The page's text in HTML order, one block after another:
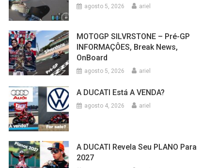
agosto 5, 2026 ariel
MOTOGP SILVRSTONE – Pré-GP
INFORMAÇÔES, Break News,
OnBoard
agosto 5, 2026 ariel
A DUCATI Está A VENDA?
agosto 4, 2026 ariel
A DUCATI Revela Seu PLANO Para
2027